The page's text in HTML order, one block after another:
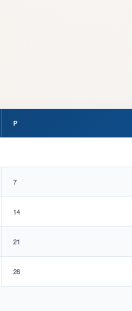
P
7
14
21
28